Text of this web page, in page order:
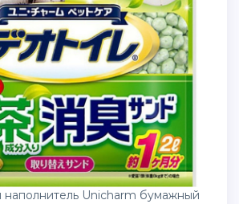
Unicharm бумажный